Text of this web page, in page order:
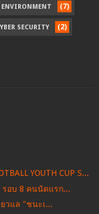
ENVIRONMENT (7)
SECURITY (2)
YOUTH CUP S...
อบ 8 คนนัดแรก...
วแล "ชนะเ...